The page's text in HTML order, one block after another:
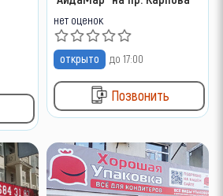
нет оценок
открыто до 17:00
Позвонить